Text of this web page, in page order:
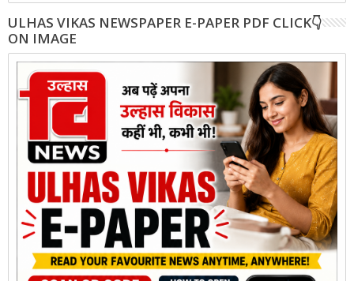
ULHAS VIKAS NEWSPAPER E-PAPER PDF CLICK👇
ON IMAGE